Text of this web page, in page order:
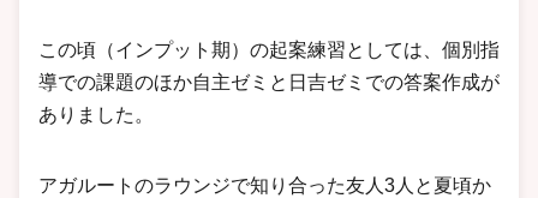
この頃（インプット期）の起案練習としては、個別指
導での課題のほか自主ゼミと日吉ゼミでの答案作成が
ありました。
アガルートのラウンジで知り合った友人3人と夏頃か